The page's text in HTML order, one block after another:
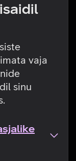
vaja
sinu